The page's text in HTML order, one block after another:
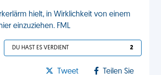
hielt, in Wirklichkeit von einem
einzuziehen. FML
DU HAST ES VERDIENT 2
Tweet Teilen Sie